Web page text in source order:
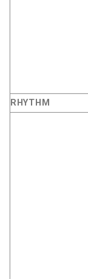
RHYTHM